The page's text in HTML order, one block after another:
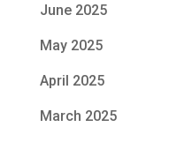
June 2025
May 2025
April 2025
March 2025